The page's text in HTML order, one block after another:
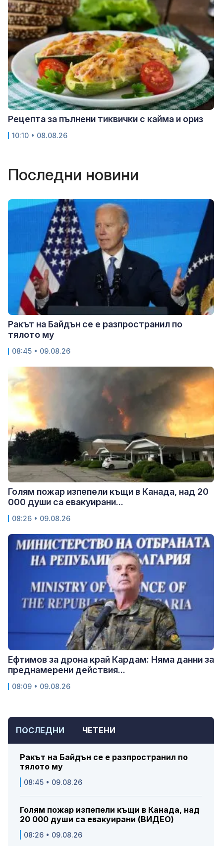
ПОСЛЕДНИ ЧЕТЕНИ
Ракът на Байдън се е разпространил по
тялото му
08:45 • 09.08.26
Голям пожар изпепели къщи в Канада, над
20 000 души са евакуирани (ВИДЕО)
08:26 • 09.08.26
Рецепта за пълнени тиквички с кайма и ориз
10:10 • 08.08.26
Последни новини
Ракът на Байдън се е разпространил по
тялото му
08:45 • 09.08.26
Голям пожар изпепели къщи в Канада, над 20
000 души са евакуирани...
08:26 • 09.08.26
Ефтимов за дрона край Кардам: Няма данни за
преднамерени действия...
08:09 • 09.08.26